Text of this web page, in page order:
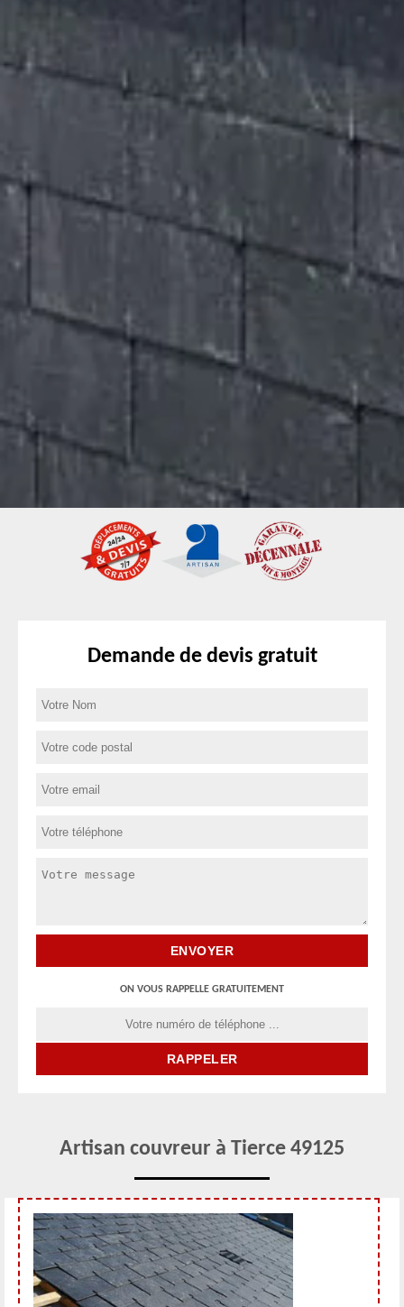
Demande de devis gratuit
ON VOUS RAPPELLE GRATUITEMENT
Artisan couvreur à Tierce 49125